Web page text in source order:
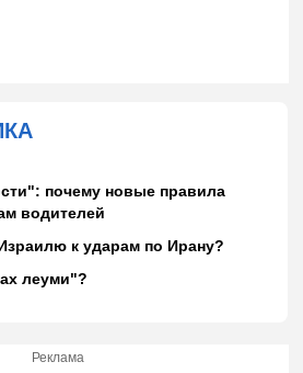
почему новые правила
водителей
к ударам по Ирану?
леуми"?
Реклама